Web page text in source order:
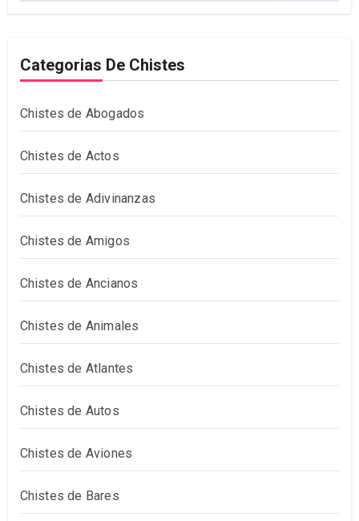
Categorias De Chistes
Chistes de Abogados
Chistes de Actos
Chistes de Adivinanzas
Chistes de Amigos
Chistes de Ancianos
Chistes de Animales
Chistes de Atlantes
Chistes de Autos
Chistes de Aviones
Chistes de Bares